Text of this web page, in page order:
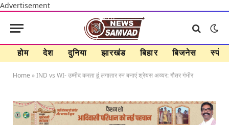
Advertisement
होम देश दुनिया झारखंड बिहार बिजनेस
Home »IND vs WI- उम्मीद करता हूं लगातार रन बनाएं श्रेयस अय्यर: गौतर गंभीर